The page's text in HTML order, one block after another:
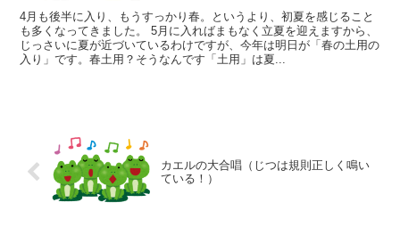
4月も後半に入り、もうすっかり春。というより、初夏を感じること
も多くなってきました。 5月に入ればまもなく立夏を迎えますから、
じっさいに夏が近づいているわけですが、今年は明日が「春の土用の
入り」です。春土用？そうなんです「土用」は夏...
カエルの大合唱（じつは規則正しく鳴い
ている！）